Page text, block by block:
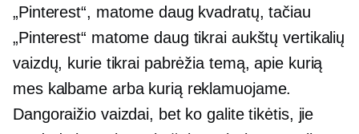
„Pinterest“, matome daug kvadratų, tačiau
„Pinterest“ matome daug tikrai aukštų vertikalių
vaizdų, kurie tikrai pabrėžia temą, apie kurią
mes kalbame arba kurią reklamuojame.
Dangoraižio vaizdai, bet ko galite tikėtis, jie